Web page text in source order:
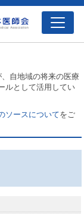
自地域の将来の医療
ルとして活用してい
ソースについてをご